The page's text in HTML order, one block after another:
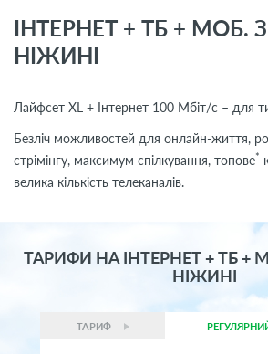
ІНТЕРНЕТ + ТБ + МОБ.
НІЖИНІ
Лайфсет XL + Інтернет 100 Мбіт/с – для
Безліч можливостей для онлайн-життя,
стрімінгу, максимум спілкування, топове*
велика кількість телеканалів.
ТАРИФИ НА ІНТЕРНЕТ + ТБ +
НІЖИНІ
ТАРИФ